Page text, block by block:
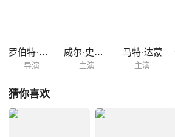
罗伯特·雷德福
导演
威尔·史密斯
主演
马特·达蒙
主演
猜你喜欢